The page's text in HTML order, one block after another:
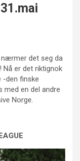
det seg da
Nå er det riktignok
-den finske
med en del andre
Norge.